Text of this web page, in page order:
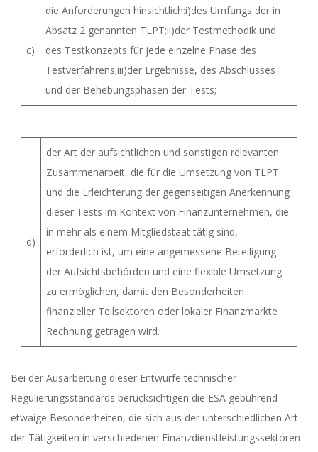
c)
die Anforderungen hinsichtlich:i)des Umfangs der in
Absatz 2 genannten TLPT;ii)der Testmethodik und
des Testkonzepts für jede einzelne Phase des
Testverfahrens;iii)der Ergebnisse, des Abschlusses
und der Behebungsphasen der Tests;
d)
der Art der aufsichtlichen und sonstigen relevanten
Zusammenarbeit, die für die Umsetzung von TLPT
und die Erleichterung der gegenseitigen Anerkennung
dieser Tests im Kontext von Finanzunternehmen, die
in mehr als einem Mitgliedstaat tätig sind,
erforderlich ist, um eine angemessene Beteiligung
der Aufsichtsbehörden und eine flexible Umsetzung
zu ermöglichen, damit den Besonderheiten
finanzieller Teilsektoren oder lokaler Finanzmärkte
Rechnung getragen wird.
Bei der Ausarbeitung dieser Entwürfe technischer
Regulierungsstandards berücksichtigen die ESA gebührend
etwaige Besonderheiten, die sich aus der unterschiedlichen Art
der Tätigkeiten in verschiedenen Finanzdienstleistungssektoren